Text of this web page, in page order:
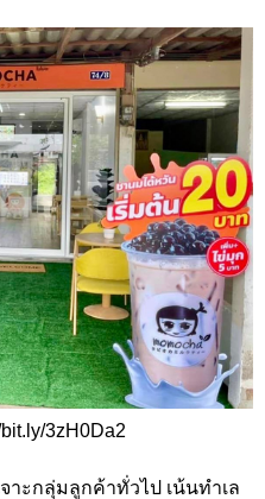
3zH0Da2
ะกลุ่มลูกค้าทั่วไป เน้นทำเล